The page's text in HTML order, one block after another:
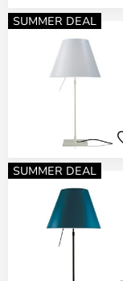
SUMMER DEAL
SUMMER DEAL